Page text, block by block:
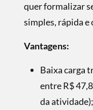
quer formalizar
simples, rápida e
Vantagens:
Baixa carga
entre R$
da atividade);